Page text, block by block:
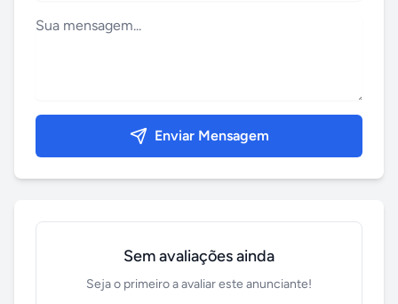
Enviar Mensagem
Sem avaliações ainda
Seja o primeiro a avaliar este anunciante!